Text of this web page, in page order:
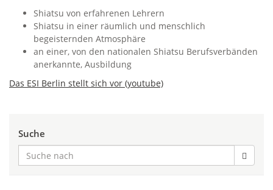
Shiatsu von erfahrenen Lehrern
Shiatsu in einer räumlich und menschlich
begeisternden Atmosphäre
an einer, von den nationalen Shiatsu Berufsverbänden
anerkannte, Ausbildung
Das ESI Berlin stellt sich vor (youtube)
Suche